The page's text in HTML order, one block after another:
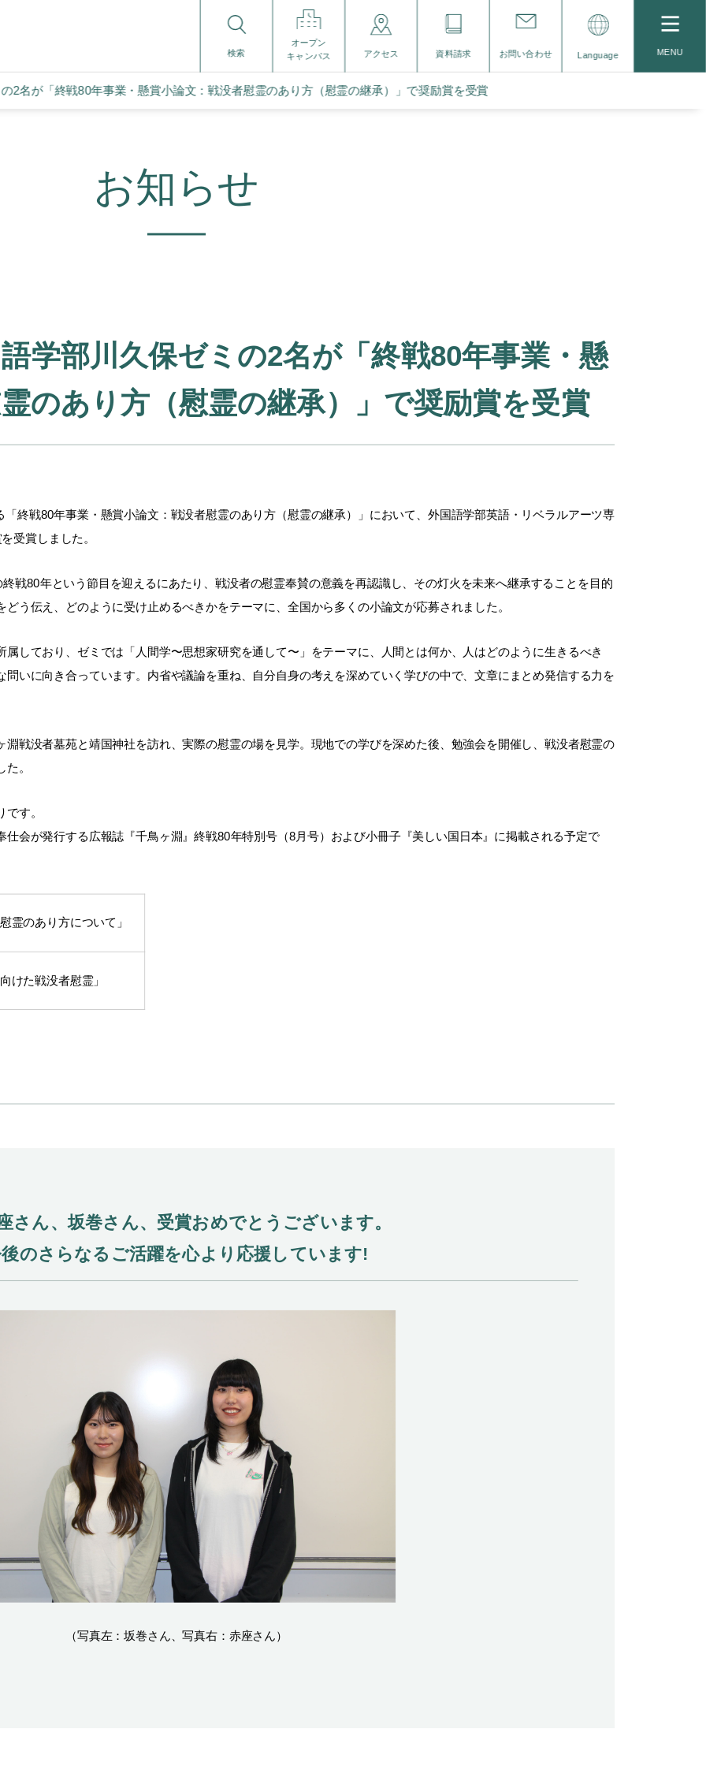
検索
オープン
キャンパス アクセス 資料請求 お問い合わせ Language MENU
2名が「終戦80年事業・懸賞小論文：戦没者慰霊のあり方（慰霊の継承）」で奨励賞を受賞
お知らせ
学部川久保ゼミの2名が「終戦80年事業・懸
のあり方（慰霊の継承）」で奨励賞を受賞
「終戦80年事業・懸賞小論文：戦没者慰霊のあり方（慰霊の継承）」において、外国語学部英語・リベラルアーツ専
受賞しました。
戦80年という節目を迎えるにあたり、戦没者の慰霊奉賛の意義を再認識し、その灯火を未来へ継承することを目的
う伝え、どのように受け止めるべきかをテーマに、全国から多くの小論文が応募されました。
属しており、ゼミでは「人間学〜思想家研究を通して〜」をテーマに、人間とは何か、人はどのように生きるべき
いに向き合っています。内省や議論を重ね、自分自身の考えを深めていく学びの中で、文章にまとめ発信する力を
戦没者墓苑と靖国神社を訪れ、実際の慰霊の場を見学。現地での学びを深めた後、勉強会を開催し、戦没者慰霊の
。
す。
仕会が発行する広報誌『千鳥ヶ淵』終戦80年特別号（8月号）および小冊子『美しい国日本』に掲載される予定で
霊のあり方について」
けた戦没者慰霊」
さん、坂巻さん、受賞おめでとうございます。
のさらなるご活躍を心より応援しています!
（写真左：坂巻さん、写真右：赤座さん）